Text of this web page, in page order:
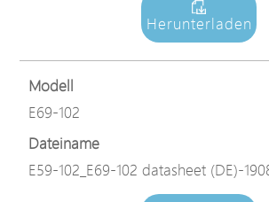
Herunterladen
Modell
E69-102
Dateiname
E59-102_E69-102 datasheet (DE)-